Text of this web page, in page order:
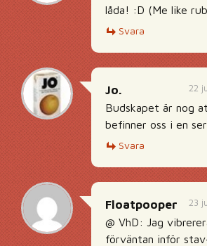
låda! :D (Me like
Svara
22
Jo.
Budskapet är nog
befinner oss i en
Svara
23
Floatpooper
@ VhD: Jag
förväntan inför